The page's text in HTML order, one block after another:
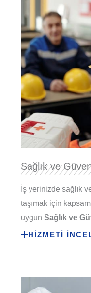
Sağlık ve
İş yerinizde sağlık
taşımak için
uygun Sağlık ve
HİZMETİ